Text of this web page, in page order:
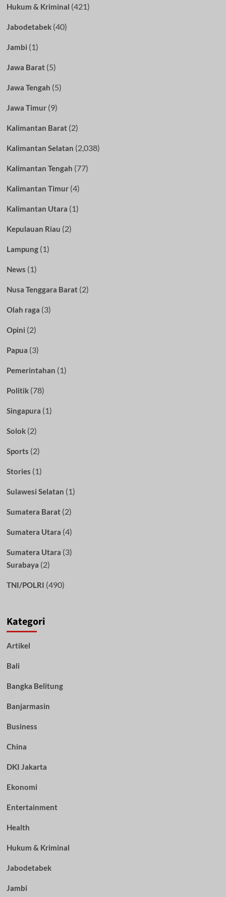
Hukum & Kriminal (421)
Jabodetabek(40)
Jambi (1)
Jawa Barat(5)
Jawa Tengah (5)
Jawa Timur(9)
Kalimantan Barat(2)
Kalimantan Selatan (2,038)
Kalimantan Tengah (77)
Kalimantan Timur(4)
Kalimantan Utara (1)
Kepulauan Riau (2)
Lampung(1)
News (1)
Nusa Tenggara Barat(2)
Olah raga (3)
Opini (2)
Papua (3)
Pemerintahan (1)
Politik(78)
Singapura (1)
Solok(2)
Sports (2)
Stories (1)
Sulawesi Selatan (1)
Sumatera Barat(2)
Sumatera Utara (4)
Sumatera Utara (3)
Surabaya (2)
TNI/POLRI (490)
Kategori
Artikel
Bali
Bangka Belitung
Banjarmasin
Business
China
DKI Jakarta
Ekonomi
Entertainment
Health
Hukum & Kriminal
Jabodetabek
Jambi